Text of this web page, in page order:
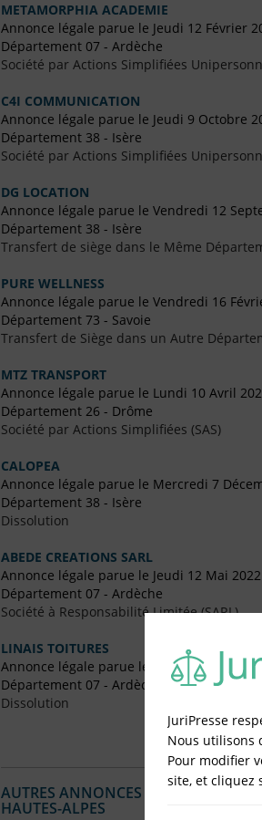
METAMORPHIA ACADEMIE
Annonce légale parue le Jeudi 12 Février
Département 07 - Ardèche
Société par Actions Simplifiées
C4I COMMUNICATION
Annonce légale parue le Jeudi 9 Octobre
Département 38 - Isère
Société par Actions Simplifiées
DG LOCATION
Annonce légale parue le Vendredi 12
Département 38 - Isère
Transfert de siège dans le Même
PURE WELLNESS
Annonce légale parue le Vendredi 16
Département 73 - Savoie
Transfert de Siège dans un Autre
MTZ TRANSPORT
Annonce légale parue le Lundi 10 Avril
Département 26 - Drôme
Société par Actions Simplifiées (SAS)
CALOPEA
Annonce légale parue le Mercredi 7
Département 38 - Isère
Dissolution
ABEDE CREATIONS SARL
Annonce légale parue le Jeudi 12 Mai 2022
Département 07 - Ardèche
Société à Responsabilité Limitée (SARL)
LINAIS TOITURES
Annonce légale parue le Lundi 4 Mai 2020
Département 07 - Ardèche
Dissolution
AUTRES ANNONCES LÉGALES
HAUTES-ALPES
JuriPresse
Nous utilisons
Pour modifier
site, et cliquez